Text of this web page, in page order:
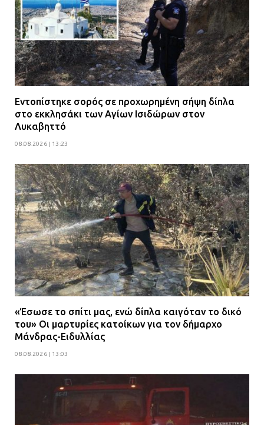
Εντοπίστηκε σορός σε προχωρημένη σήψη δίπλα
στο εκκλησάκι των Αγίων Ισιδώρων στον
Λυκαβηττό
08.08.2026 | 13:23
«Έσωσε το σπίτι μας, ενώ δίπλα καιγόταν το δικό
του» Οι μαρτυρίες κατοίκων για τον δήμαρχο
Μάνδρας-Ειδυλλίας
08.08.2026 | 13:03